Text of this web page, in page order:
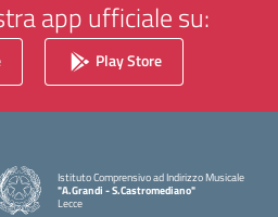
app ufficiale su:
Play Store
Istituto Comprensivo ad Indirizzo Musicale
"A.Grandi - S.Castromediano"
Lecce